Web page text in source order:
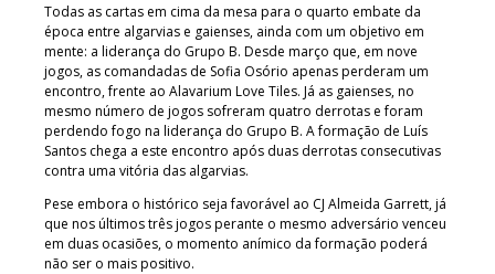
Todas as cartas em cima da mesa para o quarto embate da
época entre algarvias e gaienses, ainda com um objetivo em
mente: a liderança do Grupo B. Desde março que, em nove
jogos, as comandadas de Sofia Osório apenas perderam um
encontro, frente ao Alavarium Love Tiles. Já as gaienses, no
mesmo número de jogos sofreram quatro derrotas e foram
perdendo fogo na liderança do Grupo B. A formação de Luís
Santos chega a este encontro após duas derrotas consecutivas
contra uma vitória das algarvias.
Pese embora o histórico seja favorável ao CJ Almeida Garrett, já
que nos últimos três jogos perante o mesmo adversário venceu
em duas ocasiões, o momento anímico da formação poderá
não ser o mais positivo.